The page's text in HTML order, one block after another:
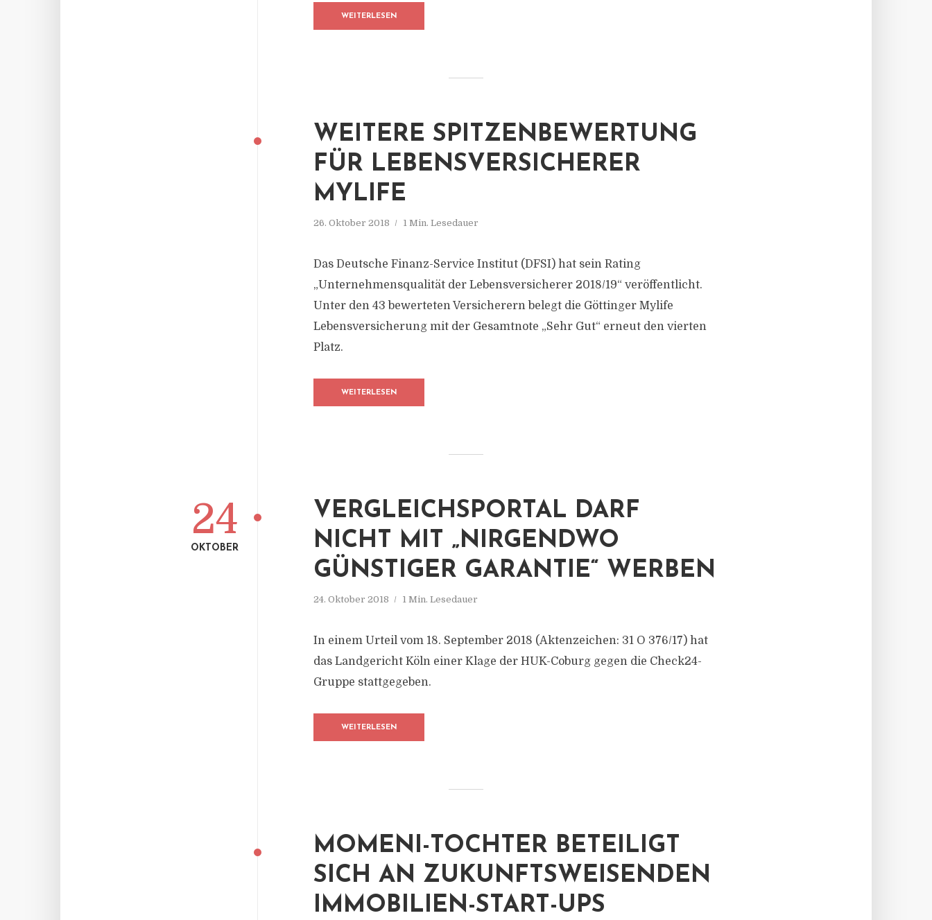
WEITERLESEN
WEITERE SPITZENBEWERTUNG
FÜR LEBENSVERSICHERER
MYLIFE
26. Oktober 2018 1 Min. Lesedauer
Das Deutsche Finanz-Service Institut (DFSI) hat sein Rating
„Unternehmensqualität der Lebensversicherer 2018/19“ veröffentlicht.
Unter den 43 bewerteten Versicherern belegt die Göttinger Mylife
Lebensversicherung mit der Gesamtnote „Sehr Gut“ erneut den vierten
Platz.
WEITERLESEN
VERGLEICHSPORTAL DARF
NICHT MIT „NIRGENDWO
GÜNSTIGER GARANTIE“ WERBEN
24. Oktober 2018 1 Min. Lesedauer
24
OKTOBER
In einem Urteil vom 18. September 2018 (Aktenzeichen: 31 O 376/17) hat
das Landgericht Köln einer Klage der HUK-Coburg gegen die Check24-
Gruppe stattgegeben.
WEITERLESEN
MOMENI-TOCHTER BETEILIGT
SICH AN ZUKUNFTSWEISENDEN
IMMOBILIEN-START-UPS